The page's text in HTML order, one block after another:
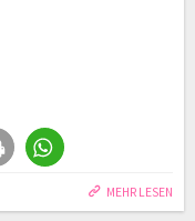
MEHR LESEN